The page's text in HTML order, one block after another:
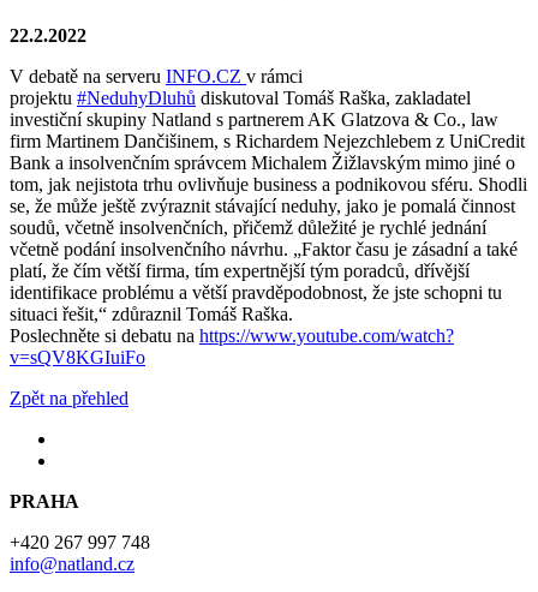
22.2.2022
V debatě na serveru INFO.CZ v rámci
projektu #NeduhyDluhů diskutoval Tomáš Raška, zakladatel
investiční skupiny Natland s partnerem AK Glatzova & Co., law
firm Martinem Dančišinem, s Richardem Nejezchlebem z UniCredit
Bank a insolvenčním správcem Michalem Žižlavským mimo jiné o
tom, jak nejistota trhu ovlivňuje business a podnikovou sféru. Shodli
se, že může ještě zvýraznit stávající neduhy, jako je pomalá činnost
soudů, včetně insolvenčních, přičemž důležité je rychlé jednání
včetně podání insolvenčního návrhu. „Faktor času je zásadní a také
platí, že čím větší firma, tím expertnější tým poradců, dřívější
identifikace problému a větší pravděpodobnost, že jste schopni tu
situaci řešit,“ zdůraznil Tomáš Raška.
Poslechněte si debatu na https://www.youtube.com/watch?
v=sQV8KGIuiFo
Zpět na přehled
PRAHA
+420 267 997 748
info@natland.cz